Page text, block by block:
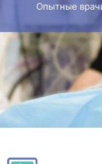
Опытные